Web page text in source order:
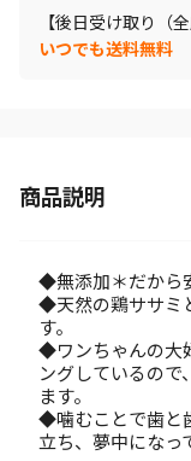
【後日受け取り（全
いつでも送料無料
商品説明
◆無添加＊だから
◆天然の鶏ササミ
す。
◆ワンちゃんの大
ングしているので
ます。
◆噛むことで歯と
立ち、夢中になっ